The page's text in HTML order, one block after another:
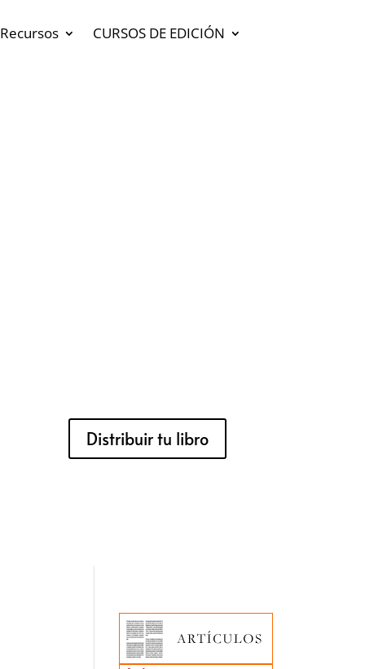
Recursos
CURSOS DE EDICIÓN
Distribuir tu libro